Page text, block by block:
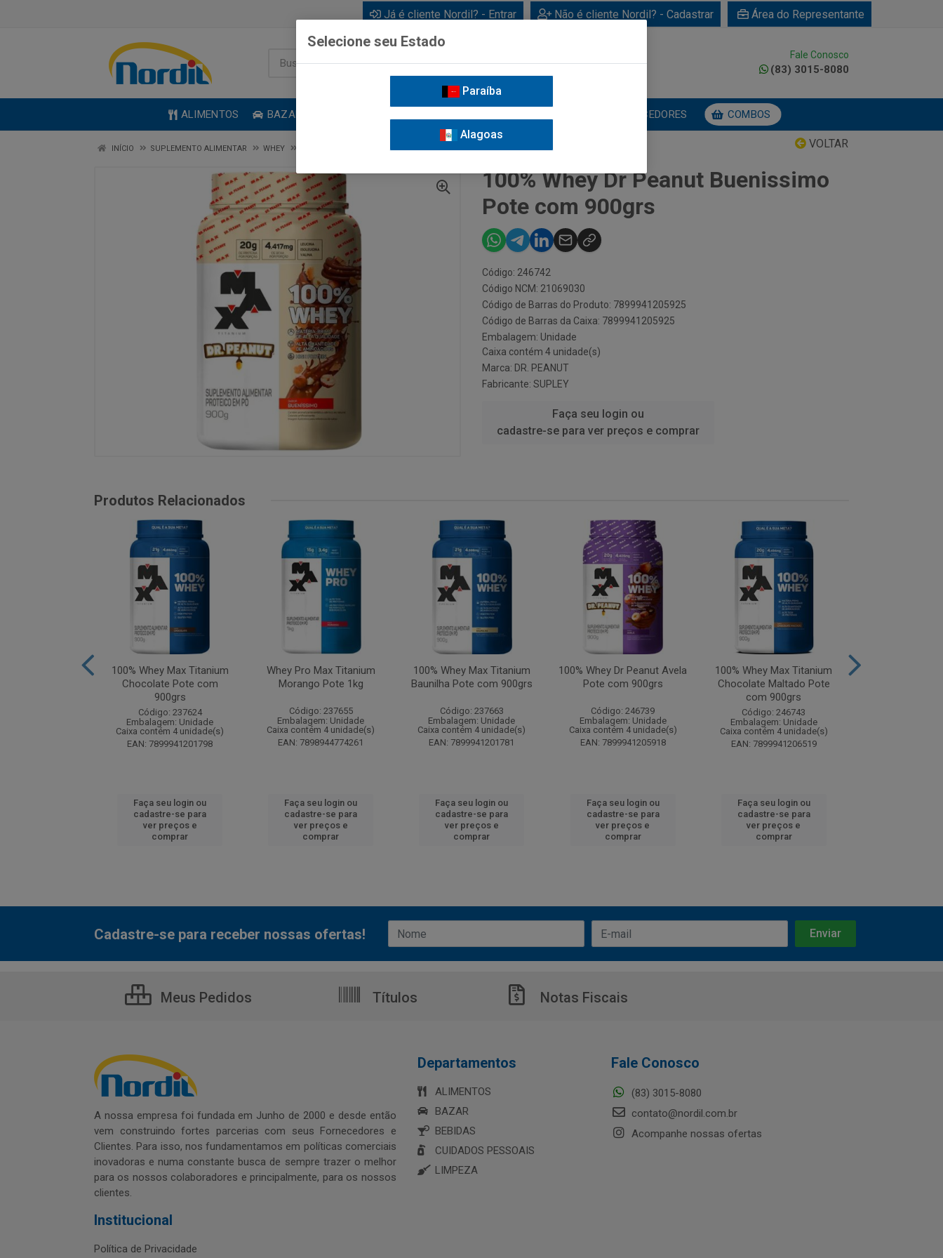
Já é cliente Nordil? - Entrar Não é cliente Nordil? - Cadastrar Área do Representante
Fale Conosco
(83) 3015-8080
ALIMENTOS BAZAR FORNECEDORES COMBOS
VOLTAR
INÍCIO SUPLEMENTO ALIMENTAR WHEY 100% WHEY DR PEANUT BUENISSIMO POTE COM 900GRS
100% Whey Dr Peanut Buenissimo
Pote com 900grs
Código: 246742
Código NCM: 21069030
Código de Barras do Produto: 7899941205925
Código de Barras da Caixa: 7899941205925
Embalagem: Unidade
Caixa contém 4 unidade(s)
Marca: DR. PEANUT
Fabricante: SUPLEY
Faça seu login ou
cadastre-se para ver preços e comprar
Produtos Relacionados
100% Whey Max Titanium
Chocolate Pote com
900grs
Código: 237624
Embalagem: Unidade
Caixa contém 4 unidade(s)
EAN: 7899941201798
Faça seu login ou
cadastre-se para
ver preços e
comprar
Whey Pro Max Titanium
Morango Pote 1kg
Código: 237655
Embalagem: Unidade
Caixa contém 4 unidade(s)
EAN: 7898944774261
Faça seu login ou
cadastre-se para
ver preços e
comprar
100% Whey Max Titanium
Baunilha Pote com 900grs
Código: 237663
Embalagem: Unidade
Caixa contém 4 unidade(s)
EAN: 7899941201781
Faça seu login ou
cadastre-se para
ver preços e
comprar
100% Whey Dr Peanut Avela
Pote com 900grs
Código: 246739
Embalagem: Unidade
Caixa contém 4 unidade(s)
EAN: 7899941205918
Faça seu login ou
cadastre-se para
ver preços e
comprar
100% Whey Max Titanium
Chocolate Maltado Pote
com 900grs
Código: 246743
Embalagem: Unidade
Caixa contém 4 unidade(s)
EAN: 7899941206519
Faça seu login ou
cadastre-se para
ver preços e
comprar
Cadastre-se para receber nossas ofertas!
Meus Pedidos Títulos Notas Fiscais
A nossa empresa foi fundada em Junho de 2000 e desde então
vem construindo fortes parcerias com seus Fornecedores e
Clientes. Para isso, nos fundamentamos em políticas comerciais
inovadoras e numa constante busca de sempre trazer o melhor
para os nossos colaboradores e principalmente, para os nossos
clientes.
Institucional
Política de Privacidade
Departamentos
ALIMENTOS
BAZAR
BEBIDAS
CUIDADOS PESSOAIS
LIMPEZA
Fale Conosco
(83) 3015-8080
contato@nordil.com.br
Acompanhe nossas ofertas
Selecione seu Estado
Paraíba
Alagoas